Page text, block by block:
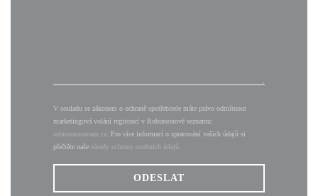
V souladu se zákonem o ochraně spotřebitele máte právo odmítnout
marketingová volání registrací v Robinsonově seznamu:
robinsonseznam.cz . Pro více informací o zpracování vašich údajů si
přečtěte naše zásady ochrany osobních údajů